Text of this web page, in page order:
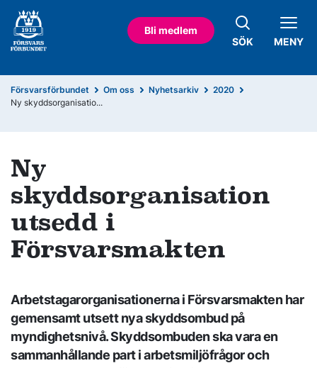
Bli medlem
SÖK
MENY
Försvarsförbundet Om oss Nyhetsarkiv
2020
Ny skyddsorganisatio...
Ny
skyddsorganisation
utsedd i
Försvarsmakten
Arbetstagarorganisationerna i Försvarsmakten har
gemensamt utsett nya skyddsombud på
myndighetsnivå. Skyddsombuden ska vara en
sammanhållande part i arbetsmiljöfrågor och